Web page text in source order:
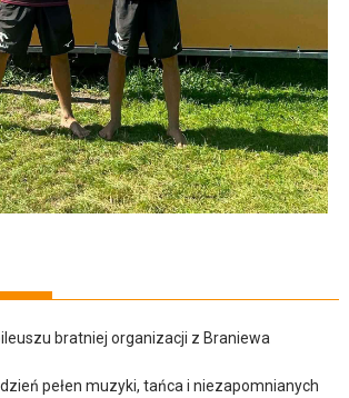
bratniej organizacji z Braniewa
pełen muzyki, tańca i niezapomnianych